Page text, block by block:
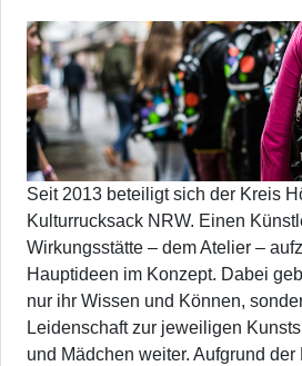
Seit 2013 beteiligt sich der Kreis
Kulturrucksack NRW. Einen
Wirkungsstätte – dem Atelier –
Hauptideen im Konzept. Dabei
nur ihr Wissen und Können,
Leidenschaft zur jeweiligen
und Mädchen weiter. Aufgrund